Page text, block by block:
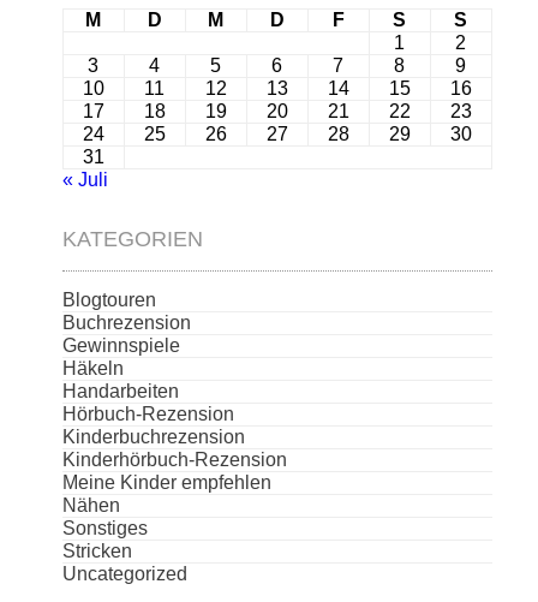
M
D M D F S
S
1
2
3
4 5 6 7 8
9
10
11 12 13 14 15
16
17
18 19 20 21 22
23
24
25 26 27 28 29
30
31
« Juli
KATEGORIEN
Blogtouren
Buchrezension
Gewinnspiele
Häkeln
Handarbeiten
Hörbuch-Rezension
Kinderbuchrezension
Kinderhörbuch-Rezension
Meine Kinder empfehlen
Nähen
Sonstiges
Stricken
Uncategorized